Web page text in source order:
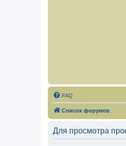
FAQ
Список форумов
Для просмотра